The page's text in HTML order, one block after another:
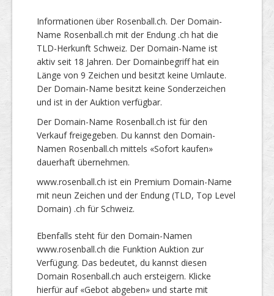
Informationen über Rosenball.ch. Der Domain-
Name Rosenball.ch mit der Endung .ch hat die
TLD-Herkunft Schweiz. Der Domain-Name ist
aktiv seit 18 Jahren. Der Domainbegriff hat ein
Länge von 9 Zeichen und besitzt keine Umlaute.
Der Domain-Name besitzt keine Sonderzeichen
und ist in der Auktion verfügbar.
Der Domain-Name Rosenball.ch ist für den
Verkauf freigegeben. Du kannst den Domain-
Namen Rosenball.ch mittels «Sofort kaufen»
dauerhaft übernehmen.
www.rosenball.ch ist ein Premium Domain-Name
mit neun Zeichen und der Endung (TLD, Top Level
Domain) .ch für Schweiz.
Ebenfalls steht für den Domain-Namen
www.rosenball.ch die Funktion Auktion zur
Verfügung. Das bedeutet, du kannst diesen
Domain Rosenball.ch auch ersteigern. Klicke
hierfür auf «Gebot abgeben» und starte mit